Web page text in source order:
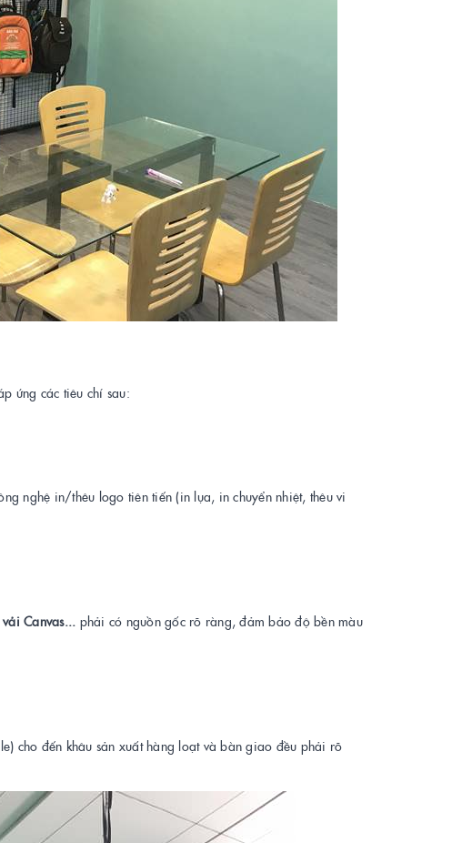
ứng các tiêu chí sau:
nghệ in/thêu logo tiên tiến (in lụa, in chuyển nhiệt, thêu vi
Canvas... phải có nguồn gốc rõ ràng, đảm bảo độ bền màu
cho đến khâu sản xuất hàng loạt và bàn giao đều phải rõ